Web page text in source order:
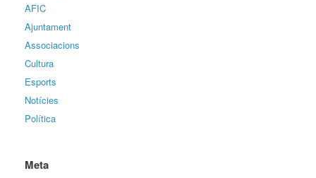
AFIC
Ajuntament
Associacions
Cultura
Esports
Notícies
Política
Meta